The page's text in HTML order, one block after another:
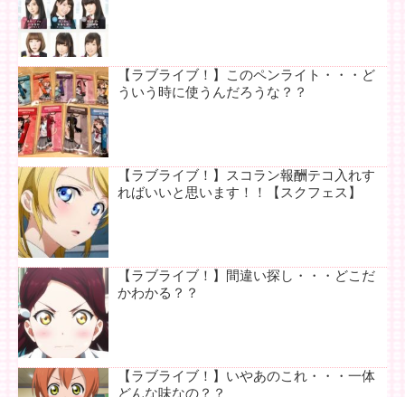
【ラブライブ！】このペンライト・・・ど
ういう時に使うんだろうな？？
【ラブライブ！】スコラン報酬テコ入れす
ればいいと思います！！【スクフェス】
【ラブライブ！】間違い探し・・・どこだ
かわかる？？
【ラブライブ！】いやあのこれ・・・一体
どんな味なの？？